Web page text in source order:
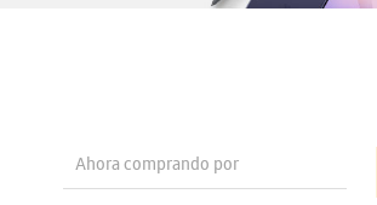
Ahora comprando por